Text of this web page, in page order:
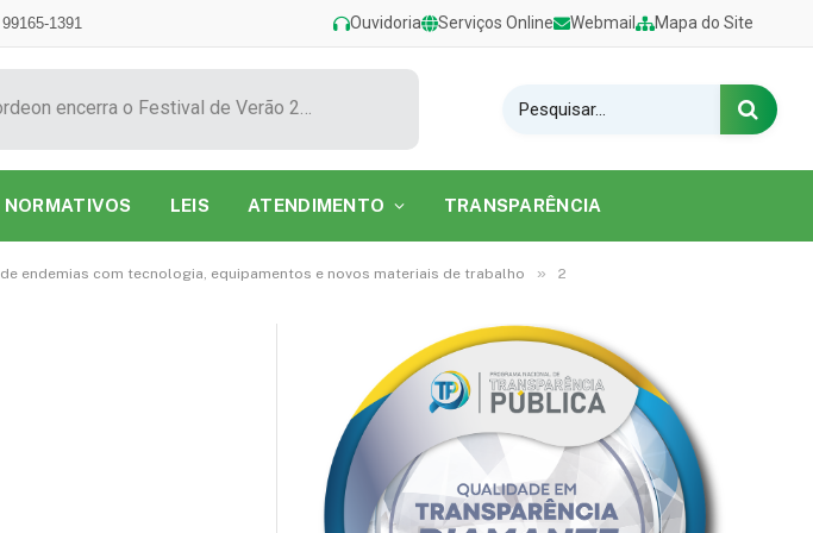
1391 Ouvidoria Serviços Online Webmail Mapa do Site
Show de Tarcísio do Acordeon encerra o Festival de Verão 2026 na Praia do Caripi
NORMATIVOS LEIS ATENDIMENTO TRANSPARÊNCIA
endemias com tecnologia, equipamentos e novos materiais de trabalho » 2